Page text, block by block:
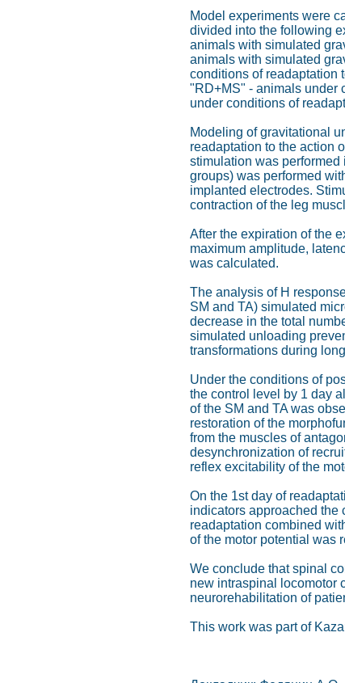
Model experiments were
divided into the following
animals with simulated
animals with simulated
conditions of readaptation
"RD+MS" - animals under
under conditions of
Modeling of gravitational
readaptation to the action
stimulation was performed
groups) was performed
implanted electrodes.
contraction of the leg
After the expiration of the
maximum amplitude,
was calculated.
The analysis of H
SM and TA) simulated
decrease in the total
simulated unloading
transformations during
Under the conditions of
the control level by 1 day
of the SM and TA was
restoration of the
from the muscles of
desynchronization of
reflex excitability of the
On the 1st day of
indicators approached the
readaptation combined
of the motor potential was
We conclude that spinal
new intraspinal locomotor
neurorehabilitation of
This work was part of